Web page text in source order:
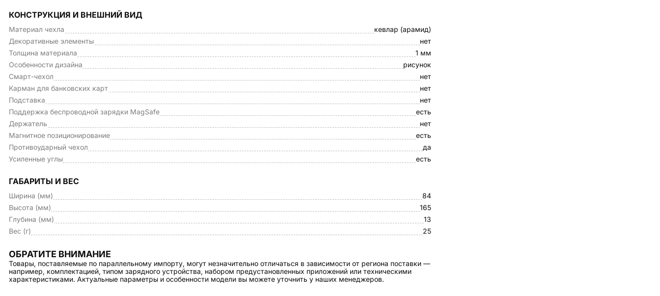
КОНСТРУКЦИЯ И ВНЕШНИЙ ВИД
Материал чехла
кевлар (арамид)
Декоративные элементы
нет
Толщина материала
1 мм
Особенности дизайна
рисунок
Смарт-чехол
нет
Карман для банковских карт
нет
Подставка
нет
Поддержка беспроводной зарядки MagSafe
есть
Держатель
нет
Магнитное позиционирование
есть
Противоударный чехол
да
Усиленные углы
есть
ГАБАРИТЫ И ВЕС
Ширина (мм)
84
Высота (мм)
165
Глубина (мм)
13
Вес (г)
25
ОБРАТИТЕ ВНИМАНИЕ
Товары, поставляемые по параллельному импорту, могут незначительно отличаться в зависимости от региона поставки —
например, комплектацией, типом зарядного устройства, набором предустановленных приложений или техническими
характеристиками. Актуальные параметры и особенности модели вы можете уточнить у наших менеджеров.